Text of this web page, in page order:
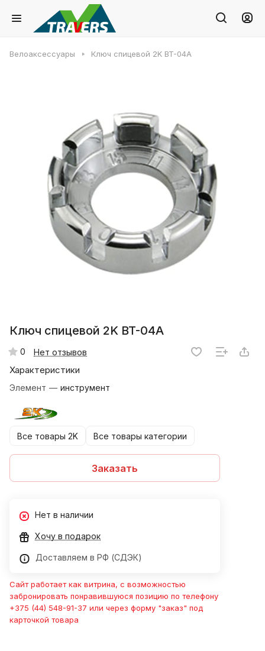
Велоаксессуары Ключ спицевой 2K BT-04A
Ключ спицевой 2K BT-04A
0 Нет отзывов
Характеристики
Элемент — инструмент
Все товары 2K Все товары категории
Заказать
Нет в наличии
Хочу в подарок
Доставляем в РФ (СДЭК)
Сайт работает как витрина, с возможностью
забронировать понравившуюся позицию по телефону
+375 (44) 548-91-37 или через форму "заказ" под
карточкой товара